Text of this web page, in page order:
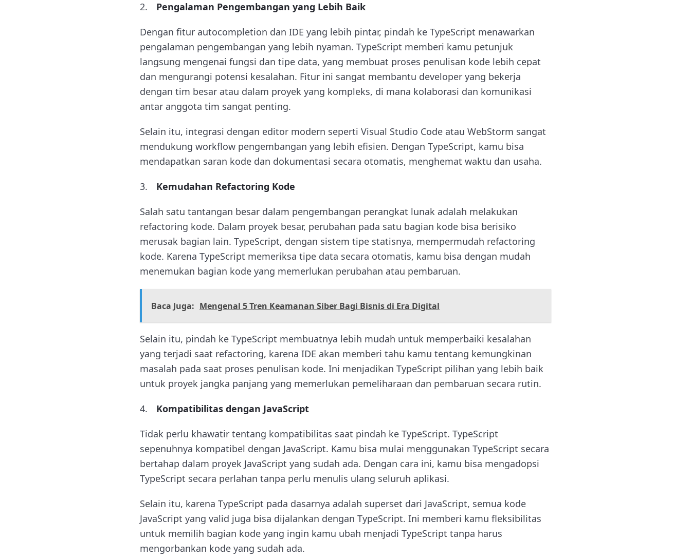
Pengalaman Pengembangan yang Lebih Baik
Dengan fitur autocompletion dan IDE yang lebih pintar, pindah ke TypeScript menawarkan
pengalaman pengembangan yang lebih nyaman. TypeScript memberi kamu petunjuk
langsung mengenai fungsi dan tipe data, yang membuat proses penulisan kode lebih cepat
dan mengurangi potensi kesalahan. Fitur ini sangat membantu developer yang bekerja
dengan tim besar atau dalam proyek yang kompleks, di mana kolaborasi dan komunikasi
antar anggota tim sangat penting.
Selain itu, integrasi dengan editor modern seperti Visual Studio Code atau WebStorm sangat
mendukung workflow pengembangan yang lebih efisien. Dengan TypeScript, kamu bisa
mendapatkan saran kode dan dokumentasi secara otomatis, menghemat waktu dan usaha.
Kemudahan Refactoring Kode
Salah satu tantangan besar dalam pengembangan perangkat lunak adalah melakukan
refactoring kode. Dalam proyek besar, perubahan pada satu bagian kode bisa berisiko
merusak bagian lain. TypeScript, dengan sistem tipe statisnya, mempermudah refactoring
kode. Karena TypeScript memeriksa tipe data secara otomatis, kamu bisa dengan mudah
menemukan bagian kode yang memerlukan perubahan atau pembaruan.
Baca Juga: Mengenal 5 Tren Keamanan Siber Bagi Bisnis di Era Digital
Selain itu, pindah ke TypeScript membuatnya lebih mudah untuk memperbaiki kesalahan
yang terjadi saat refactoring, karena IDE akan memberi tahu kamu tentang kemungkinan
masalah pada saat proses penulisan kode. Ini menjadikan TypeScript pilihan yang lebih baik
untuk proyek jangka panjang yang memerlukan pemeliharaan dan pembaruan secara rutin.
Kompatibilitas dengan JavaScript
Tidak perlu khawatir tentang kompatibilitas saat pindah ke TypeScript. TypeScript
sepenuhnya kompatibel dengan JavaScript. Kamu bisa mulai menggunakan TypeScript secara
bertahap dalam proyek JavaScript yang sudah ada. Dengan cara ini, kamu bisa mengadopsi
TypeScript secara perlahan tanpa perlu menulis ulang seluruh aplikasi.
Selain itu, karena TypeScript pada dasarnya adalah superset dari JavaScript, semua kode
JavaScript yang valid juga bisa dijalankan dengan TypeScript. Ini memberi kamu fleksibilitas
untuk memilih bagian kode yang ingin kamu ubah menjadi TypeScript tanpa harus
mengorbankan kode yang sudah ada.